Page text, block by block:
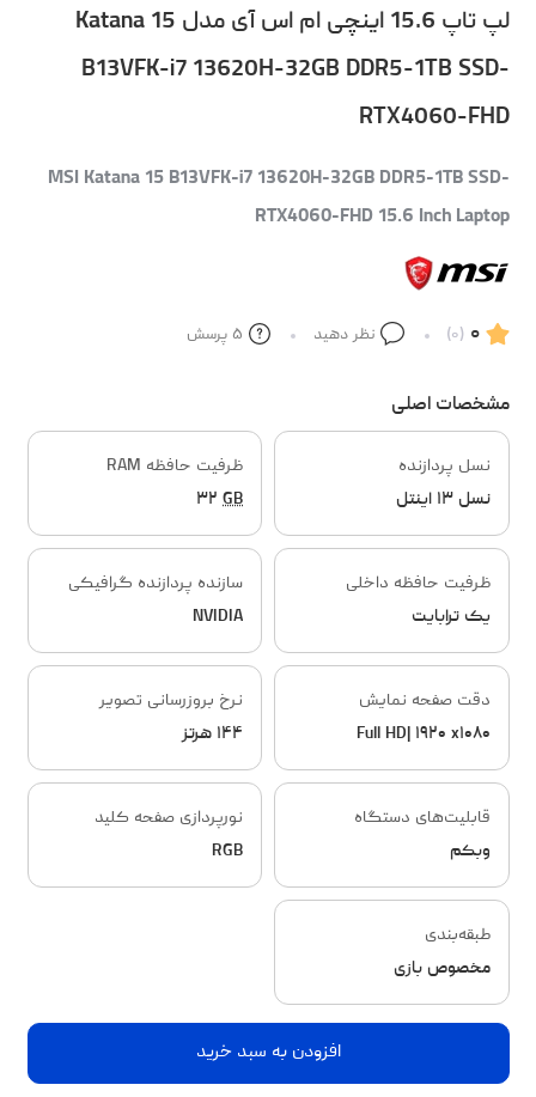
لپ تاپ 15.6 اینچی ام اس آی مدل Katana 15
B13VFK-i7 13620H-32GB DDR5-1TB SSD-
RTX4060-FHD
MSI Katana 15 B13VFK-i7 13620H-32GB DDR5-1TB SSD-
RTX4060-FHD 15.6 Inch Laptop
۰ (۰) نظر دهید ۵ پرسش
مشخصات اصلی
نسل پردازنده
نسل ۱۳ اینتل
ظرفیت حافظه RAM
۳۲ GB
ظرفیت حافظه داخلی
یک ترابایت
سازنده پردازنده گرافیکی
NVIDIA
دقت صفحه نمایش
Full HD| ۱۹۲۰ x۱۰۸۰
نرخ بروزرسانی تصویر
۱۴۴ هرتز
قابلیت‌های دستگاه
وبکم
نورپردازی صفحه کلید
RGB
طبقه‌بندی
مخصوص بازی
افزودن به سبد خرید